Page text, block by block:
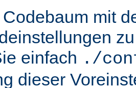
mit
einfach ./
dieser